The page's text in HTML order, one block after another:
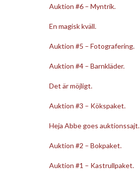
Auktion #6 – Myntrik.
En magisk kväll.
Auktion #5 – Fotografering.
Auktion #4 – Barnkläder.
Det är möjligt.
Auktion #3 – Kökspaket.
Heja Abbe goes auktionssajt.
Auktion #2 – Bokpaket.
Auktion #1 – Kastrullpaket.